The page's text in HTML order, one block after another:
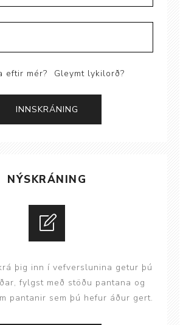
eftir mér? Gleymt lykilorð?
NÝSKRÁNING
þig inn í vefverslunina getur þú
fylgst með stöðu pantana og
pantanir sem þú hefur áður gert.